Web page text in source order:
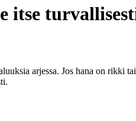
itse
arjessa. Jos hana on